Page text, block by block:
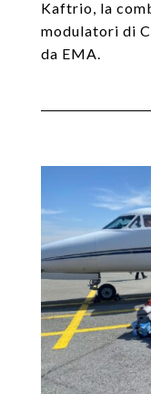
Kaftrio, la
modulatori di
da EMA.